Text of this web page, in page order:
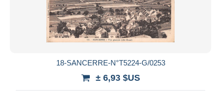
Sancerre
Vendus
Toutes les durées
18-SANCERRE-N°T5224-G/0253
± 6,93 $US